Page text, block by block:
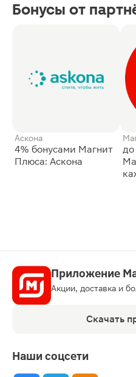
Бонусы от
Аскона
4% бонусами Магнит
Плюса: Аскона
до
Приложение
Акции, доставка и
Скачать
Наши соцсети